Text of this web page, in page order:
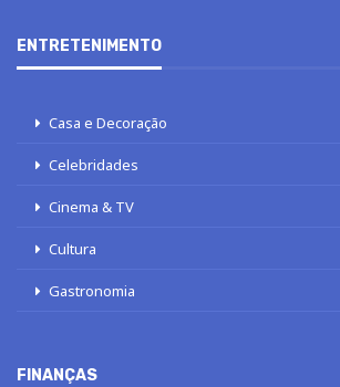
ENTRETENIMENTO
Casa e Decoração
Celebridades
Cinema & TV
Cultura
Gastronomia
FINANÇAS